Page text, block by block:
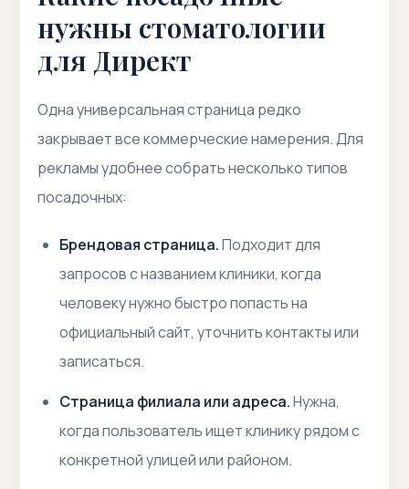
нужны стоматологии
для Директ
Одна универсальная страница редко
закрывает все коммерческие намерения. Для
рекламы удобнее собрать несколько типов
посадочных:
Брендовая страница.Подходит для
запросов с названием клиники, когда
человеку нужно быстро попасть на
официальный сайт, уточнить контакты или
записаться.
Страница филиала или адреса.Нужна,
когда пользователь ищет клинику рядом с
конкретной улицей или районом.